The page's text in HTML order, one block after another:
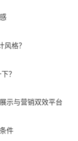
风格？
？
示与营销双效平台
件